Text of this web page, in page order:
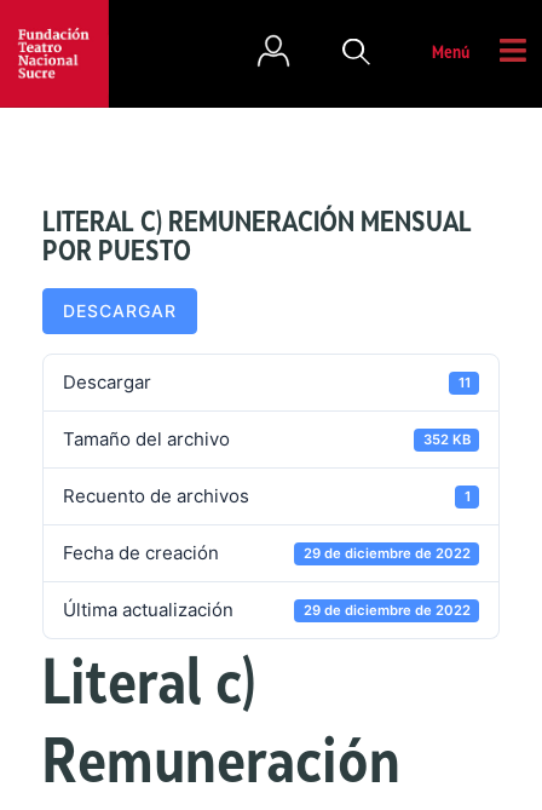
Menú
LITERAL C) REMUNERACIÓN MENSUAL
POR PUESTO
DESCARGAR
Descargar 11
Tamaño del archivo 352 KB
Recuento de archivos 1
Fecha de creación 29 de diciembre de 2022
Última actualización 29 de diciembre de 2022
Literal c)
Remuneración